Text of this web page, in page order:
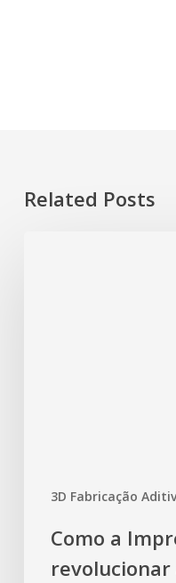
Related Posts
3D Fabricação
Como a
revolucionar